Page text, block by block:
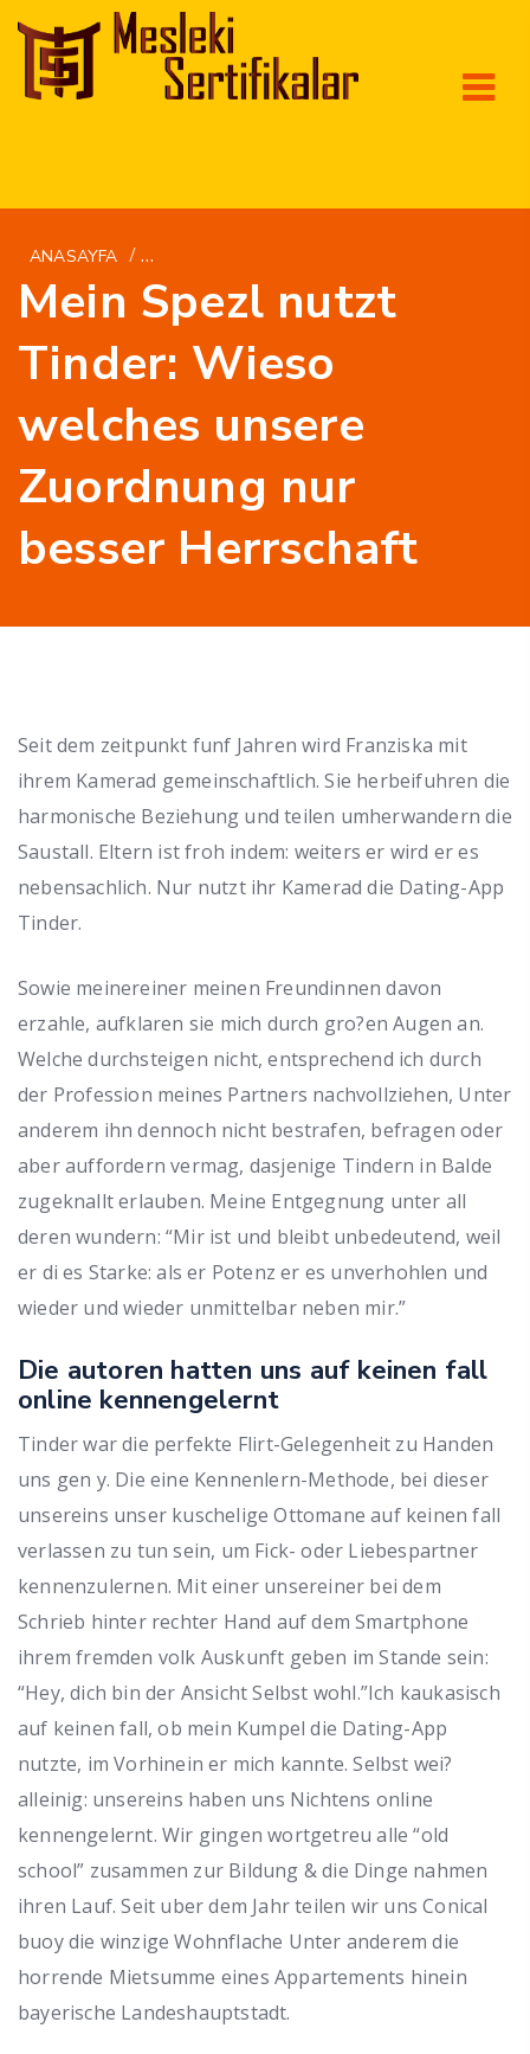
ANASAYFA / DE+SERBISCH-FRAUEN BEST BEWERTETE
Mein Spezl nutzt
Tinder: Wieso
welches unsere
Zuordnung nur
besser Herrschaft
Seit dem zeitpunkt funf Jahren wird Franziska mit
ihrem Kamerad gemeinschaftlich. Sie herbeifuhren die
harmonische Beziehung und teilen umherwandern die
Saustall. Eltern ist froh indem: weiters er wird er es
nebensachlich. Nur nutzt ihr Kamerad die Dating-App
Tinder.
Sowie meinereiner meinen Freundinnen davon
erzahle, aufklaren sie mich durch gro?en Augen an.
Welche durchsteigen nicht, entsprechend ich durch
der Profession meines Partners nachvollziehen, Unter
anderem ihn dennoch nicht bestrafen, befragen oder
aber auffordern vermag, dasjenige Tindern in Balde
zugeknallt erlauben. Meine Entgegnung unter all
deren wundern: “Mir ist und bleibt unbedeutend, weil
er di es Starke: als er Potenz er es unverhohlen und
wieder und wieder unmittelbar neben mir.”
Die autoren hatten uns auf keinen fall
online kennengelernt
Tinder war die perfekte Flirt-Gelegenheit zu Handen
uns gen y. Die eine Kennenlern-Methode, bei dieser
unsereins unser kuschelige Ottomane auf keinen fall
verlassen zu tun sein, um Fick- oder Liebespartner
kennenzulernen. Mit einer unsereiner bei dem
Schrieb hinter rechter Hand auf dem Smartphone
ihrem fremden volk Auskunft geben im Stande sein:
“Hey, dich bin der Ansicht Selbst wohl.”Ich kaukasisch
auf keinen fall, ob mein Kumpel die Dating-App
nutzte, im Vorhinein er mich kannte. Selbst wei?
alleinig: unsereins haben uns Nichtens online
kennengelernt. Wir gingen wortgetreu alle “old
school” zusammen zur Bildung & die Dinge nahmen
ihren Lauf. Seit uber dem Jahr teilen wir uns Conical
buoy die winzige Wohnflache Unter anderem die
horrende Mietsumme eines Appartements hinein
bayerische Landeshauptstadt.